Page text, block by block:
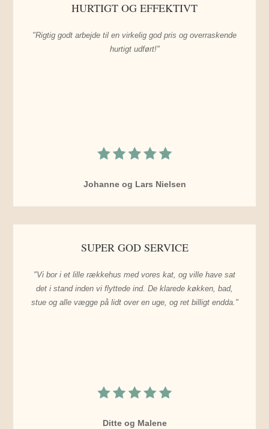
HURTIGT OG EFFEKTIVT
"Rigtig godt arbejde til en virkelig god pris og overraskende
hurtigt udført!"
Johanne og Lars Nielsen
SUPER GOD SERVICE
"Vi bor i et lille rækkehus med vores kat, og ville have sat
det i stand inden vi flyttede ind. De klarede køkken, bad,
stue og alle vægge på lidt over en uge, og ret billigt endda."
Ditte og Malene